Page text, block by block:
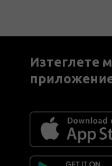
Изтеглете